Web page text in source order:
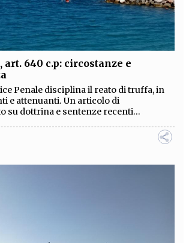
art. 640 c.p: circostanze e
Penale disciplina il reato di truffa, in
e attenuanti. Un articolo di
su dottrina e sentenze recenti...